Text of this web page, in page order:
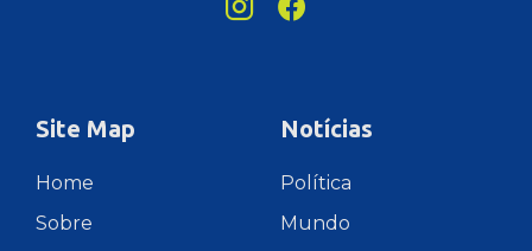
Site Map
Home
Sobre
Notícias
Política
Mundo